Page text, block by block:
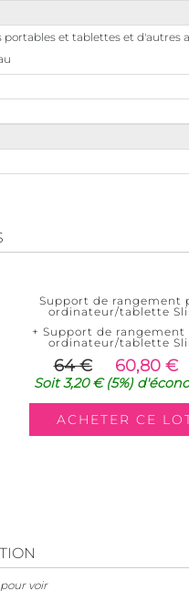
et tablettes et d'autres
Support de rangement
ordinateur/tablette
+ Support de rangement
ordinateur/tablette
64 € 60,80 €
Soit3,20 €(5%)
voir